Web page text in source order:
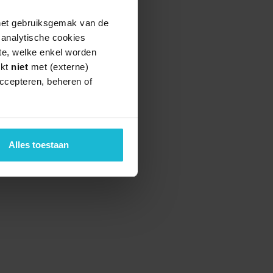
gebruiksgemak van de
cookies
welke enkel worden
niet met (externe)
beheren of
Alles toestaan
door de